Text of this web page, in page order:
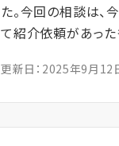
た。今回の相談は
て紹介依頼があった
更新日：2025年9月12